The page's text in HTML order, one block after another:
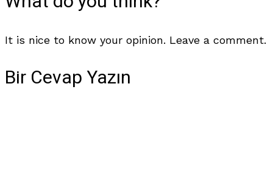
It is nice to know your opinion. Leave a comment.
Bir Cevap Yazın